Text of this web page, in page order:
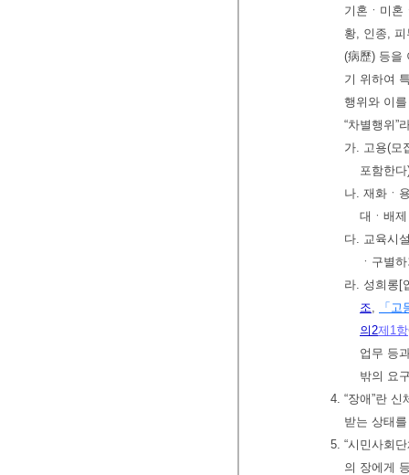
기혼ㆍ미혼
황, 인종,
(病歷) 등을
기 위하여
행위와 이
“차별행위”
가. 고용(모
포함한
나. 재화ㆍ
대ㆍ배
다. 교육시
ㆍ구별
라. 성희롱[
조,
「
의2제1항
업무 등
밖의 요
4. “장애”란
받는 상태
5. “시민사회
의 장에게